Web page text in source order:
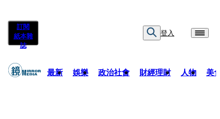
訂閱
紙本雜
誌
登入
最新 娛樂 政治社會 財經理財 人物 美